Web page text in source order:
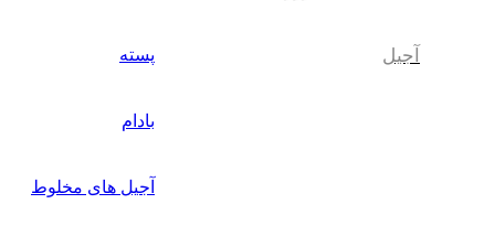
آجیل پسته
بادام
آجیل های مخلوط